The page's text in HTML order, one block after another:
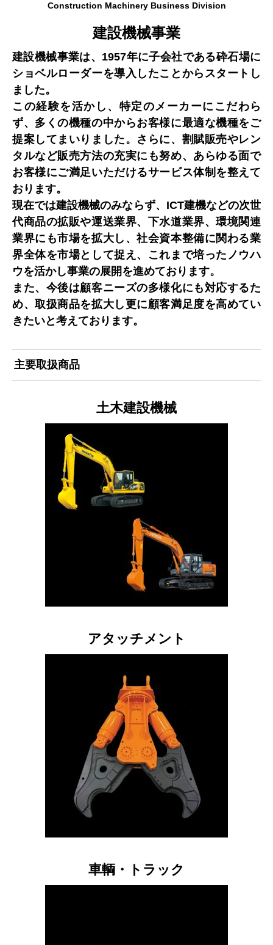
Construction Machinery Business Division
建設機械事業
建設機械事業は、1957年に子会社である砕石場に
ショベルローダーを導入したことからスタートし
ました。
この経験を活かし、特定のメーカーにこだわら
ず、多くの機種の中からお客様に最適な機種をご
提案してまいりました。さらに、割賦販売やレン
タルなど販売方法の充実にも努め、あらゆる面で
お客様にご満足いただけるサービス体制を整えて
おります。
現在では建設機械のみならず、ICT建機などの次世
代商品の拡販や運送業界、下水道業界、環境関連
業界にも市場を拡大し、社会資本整備に関わる業
界全体を市場として捉え、これまで培ったノウハ
ウを活かし事業の展開を進めております。
また、今後は顧客ニーズの多様化にも対応するた
め、取扱商品を拡大し更に顧客満足度を高めてい
きたいと考えております。
主要取扱商品
土木建設機械
アタッチメント
車輌・トラック